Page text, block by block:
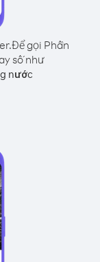
Để gọi Phần
số như
nước